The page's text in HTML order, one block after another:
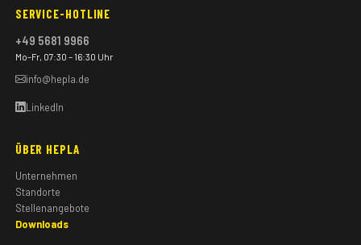
SERVICE-HOTLINE
+49 5681 9966
Mo–Fr, 07:30 – 16:30 Uhr
info@hepla.de
LinkedIn
ÜBER HEPLA
Unternehmen
Standorte
Stellenangebote
Downloads